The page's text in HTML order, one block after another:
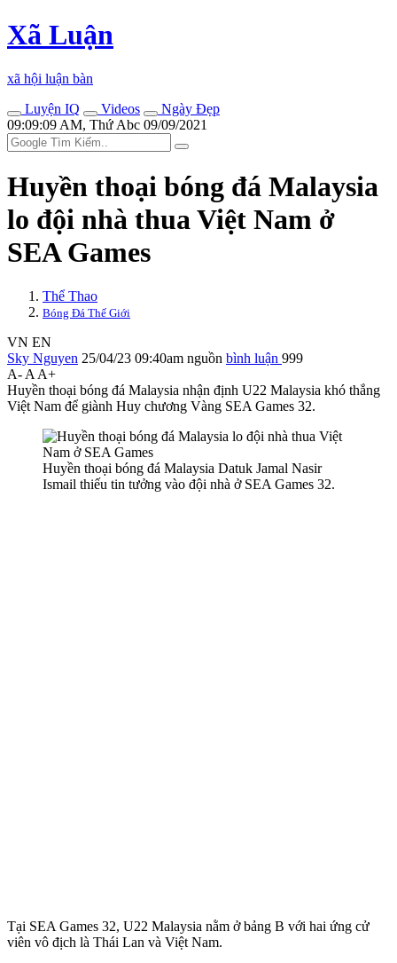
Xã Luận
xã hội luận bàn
Luyện IQ
Videos
Ngày Đẹp
09:09:09 AM, Thứ Abc 09/09/2021
Huyền thoại bóng đá Malaysia
lo đội nhà thua Việt Nam ở
SEA Games
Thể Thao
Bóng Đá Thế Giới
VN EN
Sky Nguyen 25/04/23 09:40am nguồn bình luận 999
A- A A+
Huyền thoại bóng đá Malaysia nhận định U22 Malaysia khó thắng
Việt Nam để giành Huy chương Vàng SEA Games 32.
Huyền thoại bóng đá Malaysia Datuk Jamal Nasir
Ismail thiếu tin tưởng vào đội nhà ở SEA Games 32.
Tại SEA Games 32, U22 Malaysia nằm ở bảng B với hai ứng cử
viên vô địch là Thái Lan và Việt Nam.